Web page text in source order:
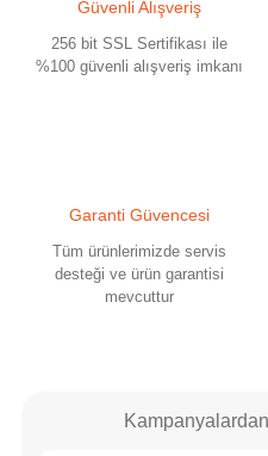
Güvenli Alışveriş
256 bit SSL Sertifikası ile
%100 güvenli alışveriş imkanı
Garanti Güvencesi
Tüm ürünlerimizde servis
desteği ve ürün garantisi
mevcuttur